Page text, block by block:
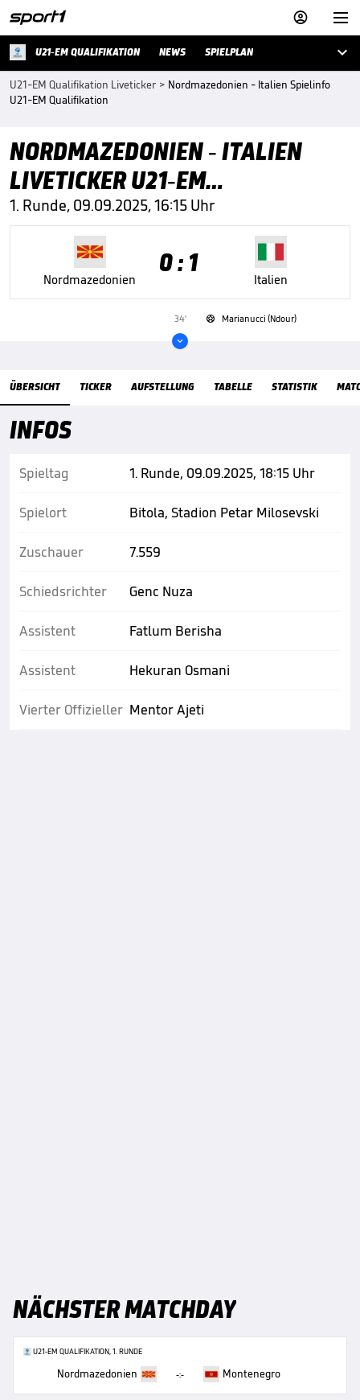


U21-EM QUALIFIKATION NEWS SPIELPLAN 
U21-EM Qualifikation Liveticker > Nordmazedonien - Italien Spielinfo
U21-EM Qualifikation
NORDMAZEDONIEN - ITALIEN
LIVETICKER U21-EM
QUALIFIKATION
1. Runde, 09.09.2025, 16:15 Uhr
Nordmazedonien
0 : 1
Italien
34'  Marianucci (Ndour)

ÜBERSICHT TICKER AUFSTELLUNG TABELLE STATISTIK
Übersicht
INFOS
Spieltag
Spielort
Zuschauer
Schiedsrichter
Assistent
Assistent
Vierter Offizieller
1. Runde, 09.09.2025, 18:15 Uhr
Bitola, Stadion Petar Milosevski
7.559
Genc Nuza
Fatlum Berisha
Hekuran Osmani
Mentor Ajeti
NÄCHSTER MATCHDAY
U21-EM QUALIFIKATION, 1. RUNDE
Nordmazedonien -:- Montenegro